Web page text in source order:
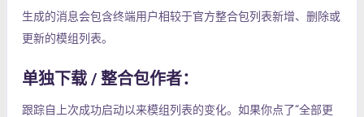
生成的消息会包含终端用户相较于官方整合包列表新增、删除或
更新的模组列表。
单独下载 / 整合包作者：
跟踪自上次成功启动以来模组列表的变化。如果你点了“全部更